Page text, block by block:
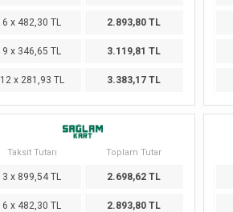
6 x 482,30 TL 2.893,80 TL
9 x 346,65 TL 3.119,81 TL
12 x 281,93 TL 3.383,17 TL
Taksit Tutarı Toplam Tutar
3 x 899,54 TL 2.698,62 TL
6 x 482,30 TL 2.893,80 TL